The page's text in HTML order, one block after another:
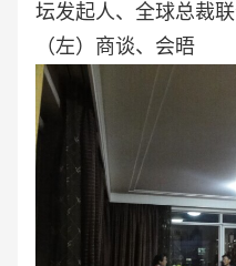
坛发起人、全球总裁
（左）商谈、会晤